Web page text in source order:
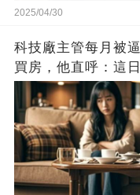
2025/04/30
科技廠主管每月被
買房，他直呼：這